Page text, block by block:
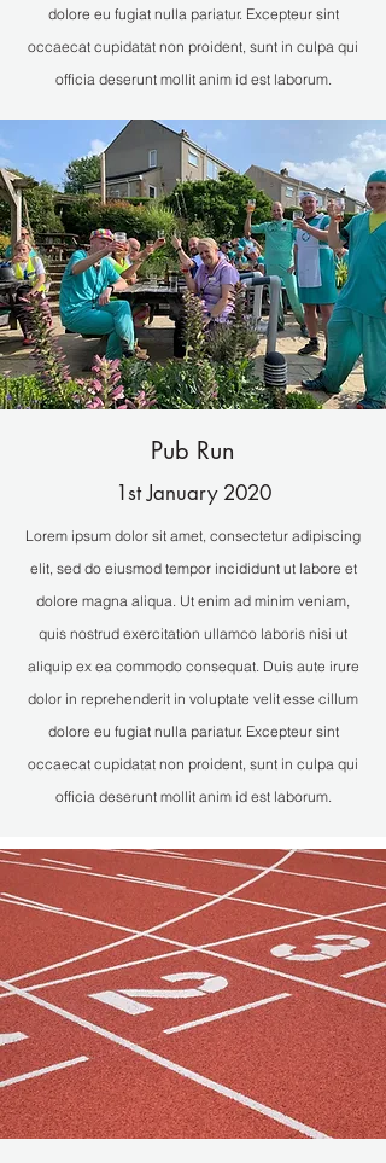
dolore eu fugiat nulla pariatur. Excepteur sint
occaecat cupidatat non proident, sunt in culpa qui
officia deserunt mollit anim id est laborum.
Pub Run
1st January 2020
Lorem ipsum dolor sit amet, consectetur adipiscing
elit, sed do eiusmod tempor incididunt ut labore et
dolore magna aliqua. Ut enim ad minim veniam,
quis nostrud exercitation ullamco laboris nisi ut
aliquip ex ea commodo consequat. Duis aute irure
dolor in reprehenderit in voluptate velit esse cillum
dolore eu fugiat nulla pariatur. Excepteur sint
occaecat cupidatat non proident, sunt in culpa qui
officia deserunt mollit anim id est laborum.